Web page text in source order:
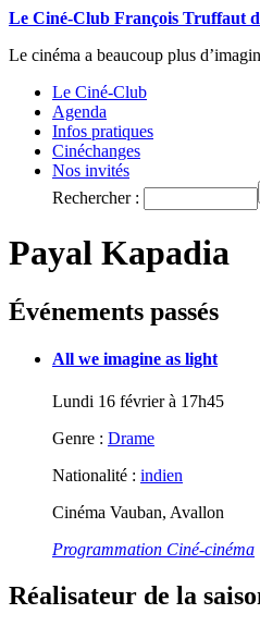
Le Ciné-Club François Truffaut
Le cinéma a beaucoup plus
Le Ciné-Club
Agenda
Infos pratiques
Cinéchanges
Nos invités
Rechercher :
Payal Kapadia
Événements passés
All we imagine as light
Lundi 16 février à 17h45
Genre : Drame
Nationalité : indien
Cinéma Vauban, Avallon
Programmation Ciné-cinéma
Réalisateur de la